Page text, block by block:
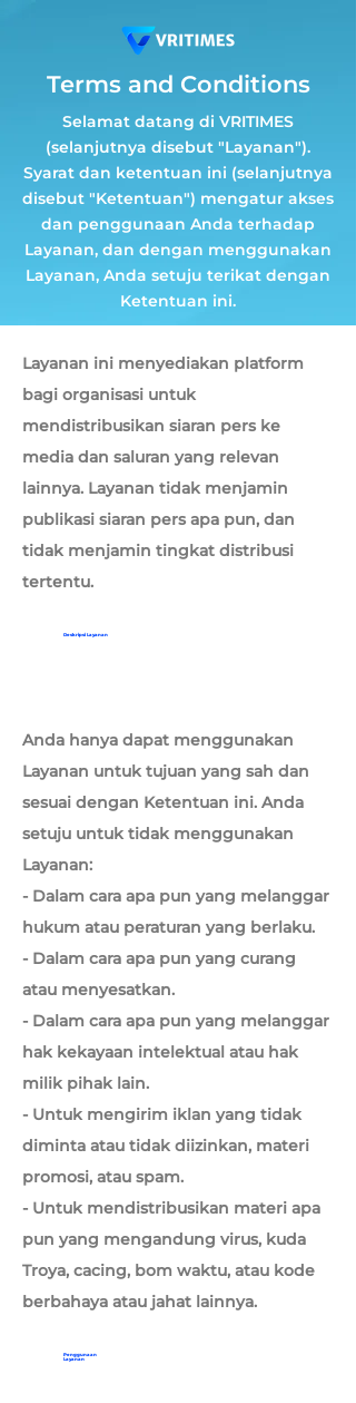
Terms and Conditions
Selamat datang di VRITIMES
(selanjutnya disebut "Layanan").
Syarat dan ketentuan ini (selanjutnya
disebut "Ketentuan") mengatur akses
dan penggunaan Anda terhadap
Layanan, dan dengan menggunakan
Layanan, Anda setuju terikat dengan
Ketentuan ini.
Layanan ini menyediakan platform
bagi organisasi untuk
mendistribusikan siaran pers ke
media dan saluran yang relevan
lainnya. Layanan tidak menjamin
publikasi siaran pers apa pun, dan
tidak menjamin tingkat distribusi
tertentu.
Deskripsi Layanan
Anda hanya dapat menggunakan
Layanan untuk tujuan yang sah dan
sesuai dengan Ketentuan ini. Anda
setuju untuk tidak menggunakan
Layanan:
- Dalam cara apa pun yang melanggar
hukum atau peraturan yang berlaku.
- Dalam cara apa pun yang curang
atau menyesatkan.
- Dalam cara apa pun yang melanggar
hak kekayaan intelektual atau hak
milik pihak lain.
- Untuk mengirim iklan yang tidak
diminta atau tidak diizinkan, materi
promosi, atau spam.
- Untuk mendistribusikan materi apa
pun yang mengandung virus, kuda
Troya, cacing, bom waktu, atau kode
berbahaya atau jahat lainnya.
Penggunaan
Layanan